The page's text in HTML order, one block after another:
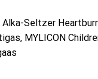
Alka-Seltzer
MYLICON